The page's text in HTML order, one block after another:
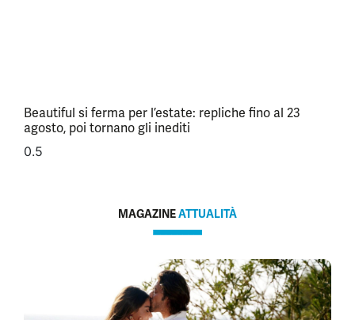
Beautiful si ferma per l’estate: repliche fino al 23
agosto, poi tornano gli inediti
MAGAZINEATTUALITÀ